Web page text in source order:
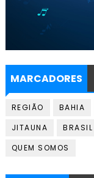
MARCADORES
REGIÃO BAHIA
JITAUNA
BRASIL
QUEM SOMOS